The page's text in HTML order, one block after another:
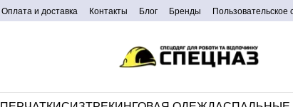
Оплата и доставка Контакты Блог Бренды Пользовательское